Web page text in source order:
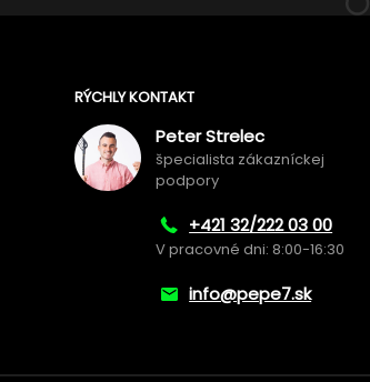
RÝCHLY KONTAKT
Peter Strelec
špecialista zákazníckej
podpory
+421 32/222 03 00
V pracovné dni: 8:00-16:30
info@pepe7.sk